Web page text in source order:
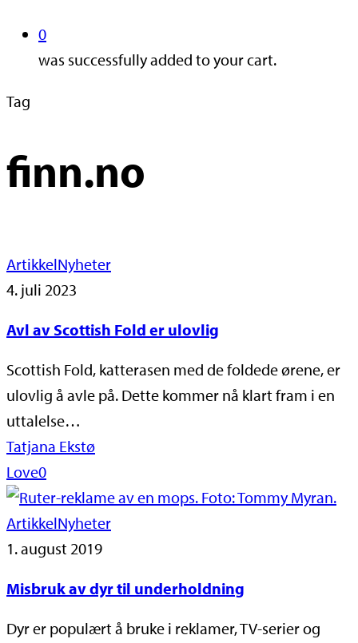
0
was successfully added to your cart.
Tag
finn.no
ArtikkelNyheter
4. juli 2023
Avl av Scottish Fold er ulovlig
Scottish Fold, katterasen med de foldede ørene, er
ulovlig å avle på. Dette kommer nå klart fram i en
uttalelse…
Tatjana Ekstø
Love0
ArtikkelNyheter
1. august 2019
Misbruk av dyr til underholdning
Dyr er populært å bruke i reklamer, TV-serier og